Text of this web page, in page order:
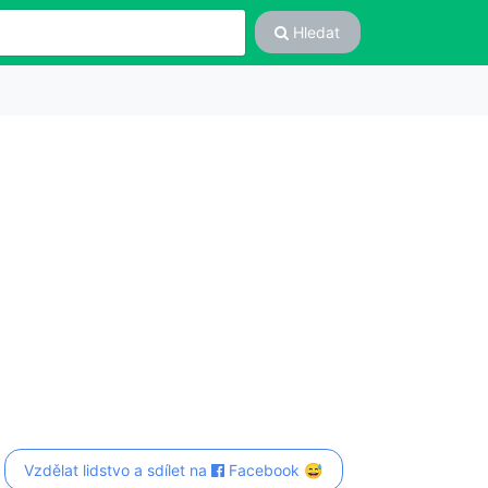
Hledat
Vzdělat lidstvo a sdílet na Facebook 😅